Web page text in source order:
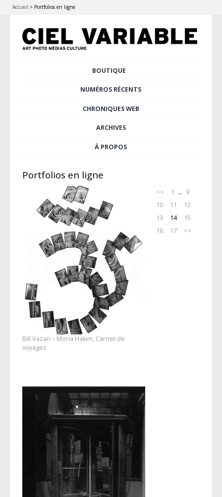
Accueil > Portfolios en ligne
Menu principal
BOUTIQUE
NUMÉROS RÉCENTS
CHRONIQUES WEB
ARCHIVES
À PROPOS
Portfolios en ligne
Bill Vazan – Mona Hakim, Carnet de
voyages
<< 1 ... 9
10
11
12
13
14
15
16
17 >>